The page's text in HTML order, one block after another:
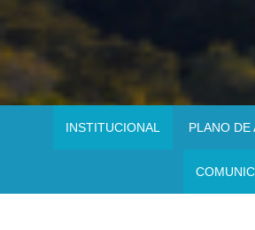
INSTITUCIONAL PLANO DE